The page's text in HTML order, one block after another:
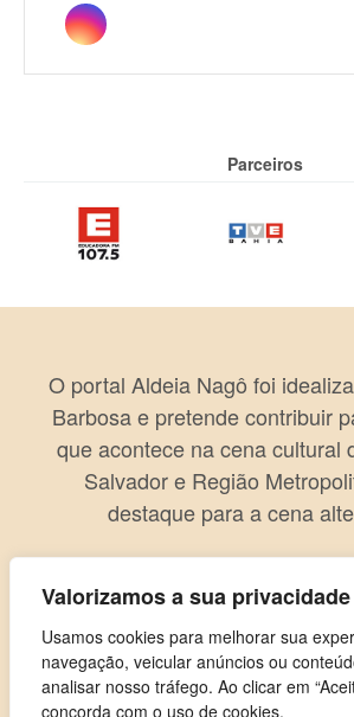
Valorizamos a sua privacidade
Usamos cookies para melhorar sua
navegação, veicular anúncios ou
analisar nosso tráfego. Ao clicar em
concorda com o uso de cookies.
Parceiros
O portal Aldeia Nagô foi
Barbosa e pretende contribuir
que acontece na cena cultural
Salvador e Região
destaque para a cena